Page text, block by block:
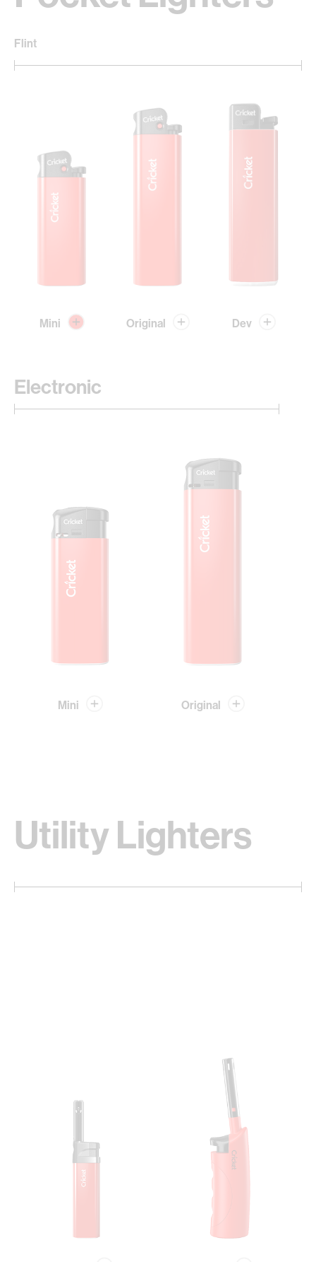
Flint
Mini Original Dev
Electronic
Mini Original
Utility Lighters